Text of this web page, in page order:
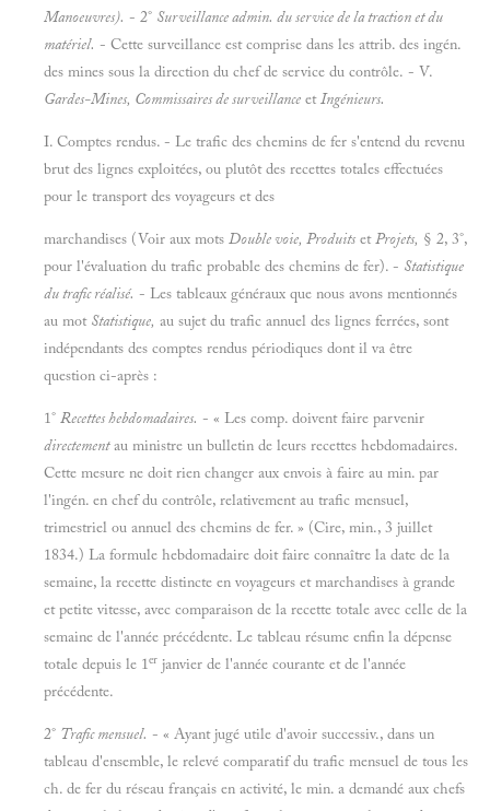
Manoeuvres). - 2° Surveillance admin. du service de la traction et du
matériel. - Cette surveillance est comprise dans les attrib. des ingén.
des mines sous la direction du chef de service du contrôle. - V.
Gardes-Mines, Commissaires de surveillance etIngénieurs.
I. Comptes rendus. - Le trafic des chemins de fer s'entend du revenu
brut des lignes exploitées, ou plutôt des recettes totales effectuées
pour le transport des voyageurs et des
marchandises (Voir aux mots Double voie, Produits etProjets, § 2, 3°,
pour l'évaluation du trafic probable des chemins de fer). - Statistique
du trafic réalisé. - Les tableaux généraux que nous avons mentionnés
au mot Statistique, au sujet du trafic annuel des lignes ferrées, sont
indépendants des comptes rendus périodiques dont il va être
question ci-après :
1° Recettes hebdomadaires. - « Les comp. doivent faire parvenir
directementau ministre un bulletin de leurs recettes hebdomadaires.
Cette mesure ne doit rien changer aux envois à faire au min. par
l'ingén. en chef du contrôle, relativement au trafic mensuel,
trimestriel ou annuel des chemins de fer. » (Cire, min., 3 juillet
1834.) La formule hebdomadaire doit faire connaître la date de la
semaine, la recette distincte en voyageurs et marchandises à grande
et petite vitesse, avec comparaison de la recette totale avec celle de la
semaine de l'année précédente. Le tableau résume enfin la dépense
totale depuis le 1er janvier de l'année courante et de l'année
précédente.
2° Trafic mensuel. - « Ayant jugé utile d'avoir successiv., dans un
tableau d'ensemble, le relevé comparatif du trafic mensuel de tous les
ch. de fer du réseau français en activité, le min. a demandé aux chefs